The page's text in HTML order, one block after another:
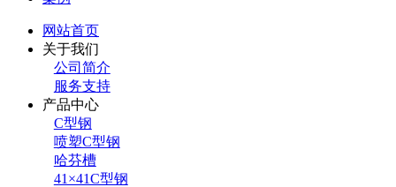
网站首页
关于我们
公司简介
服务支持
产品中心
C型钢
喷塑C型钢
哈芬槽
41×41C型钢